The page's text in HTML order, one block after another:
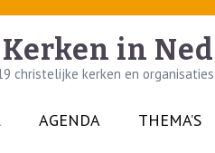
Kerken in
christelijke kerken en
AGENDA THEMA’S